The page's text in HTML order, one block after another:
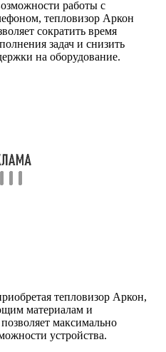
работы с
тепловизор Аркон
сократить время
задач и снизить
на оборудование.
тепловизор Аркон,
материалам и
максимально
устройства.